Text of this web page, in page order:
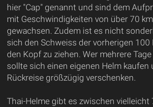
hier "Cap" genannt und sind dem
mit Geschwindigkeiten von über 70
gewachsen. Zudem ist es nicht
sich den Schweiss der vorherigen
den Kopf zu ziehen. Wer mehrere
sollte sich einen eigenen Helm kaufen
Rückreise größzügig verschenken.
Thai-Helme gibt es zwischen vielleicht